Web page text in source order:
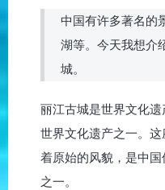
中国有许多著名的
湖等。今天我想介
城。
丽江古城是世界文化
世界文化遗产之一。
着原始的风貌，是中
之一。